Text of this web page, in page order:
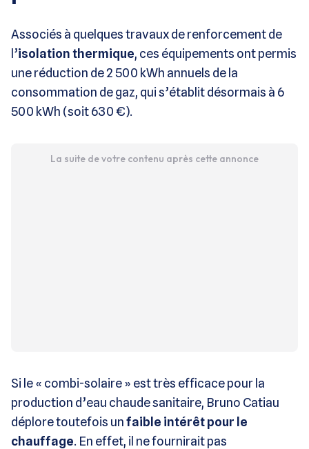
Associés à quelques travaux de renforcement de
l’isolation thermique, ces équipements ont permis
une réduction de 2 500 kWh annuels de la
consommation de gaz, qui s’établit désormais à 6
500 kWh (soit 630 €).
La suite de votre contenu après cette annonce
Si le « combi-solaire » est très efficace pour la
production d’eau chaude sanitaire, Bruno Catiau
déplore toutefois unfaible intérêt pour le
chauffage. En effet, il ne fournirait pas